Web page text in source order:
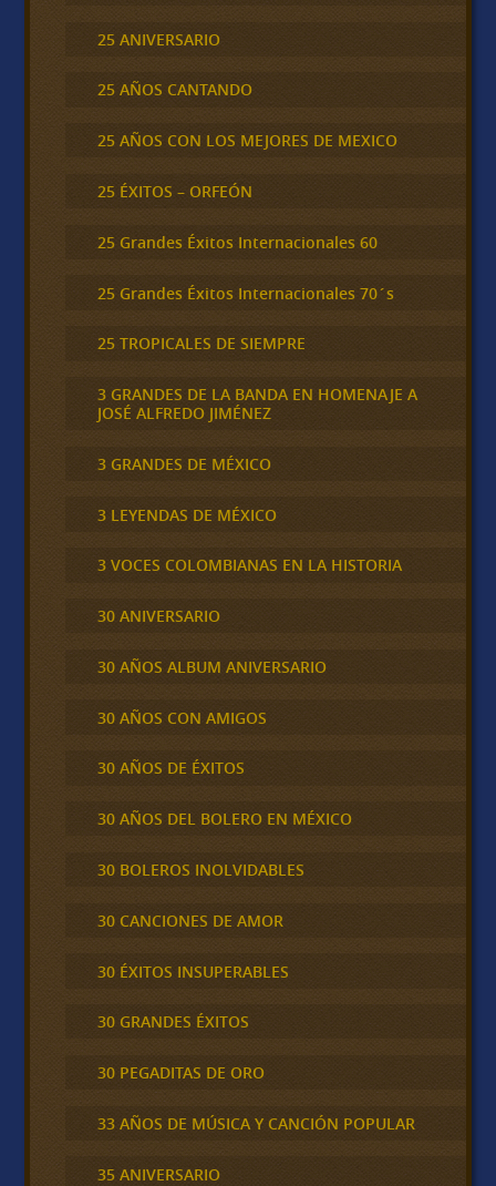
25 ANIVERSARIO
25 AÑOS CANTANDO
25 AÑOS CON LOS MEJORES DE MEXICO
25 ÉXITOS – ORFEÓN
25 Grandes Éxitos Internacionales 60
25 Grandes Éxitos Internacionales 70´s
25 TROPICALES DE SIEMPRE
3 GRANDES DE LA BANDA EN HOMENAJE A
JOSÉ ALFREDO JIMÉNEZ
3 GRANDES DE MÉXICO
3 LEYENDAS DE MÉXICO
3 VOCES COLOMBIANAS EN LA HISTORIA
30 ANIVERSARIO
30 AÑOS ALBUM ANIVERSARIO
30 AÑOS CON AMIGOS
30 AÑOS DE ÉXITOS
30 AÑOS DEL BOLERO EN MÉXICO
30 BOLEROS INOLVIDABLES
30 CANCIONES DE AMOR
30 ÉXITOS INSUPERABLES
30 GRANDES ÉXITOS
30 PEGADITAS DE ORO
33 AÑOS DE MÚSICA Y CANCIÓN POPULAR
35 ANIVERSARIO